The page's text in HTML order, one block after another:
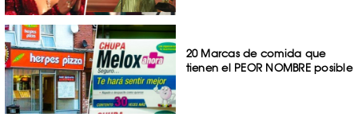
20 Marcas de comida que
tienen el PEOR NOMBRE posible